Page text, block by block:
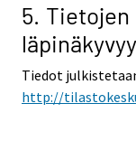
5. Tietojen
Tiedot
http://